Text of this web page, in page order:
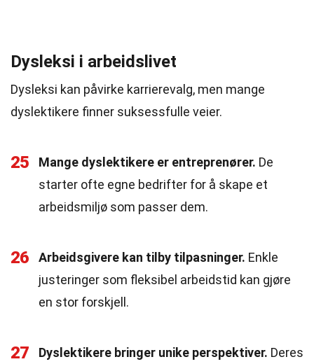
Dysleksi i arbeidslivet
Dysleksi kan påvirke karrierevalg, men mange
dyslektikere finner suksessfulle veier.
25 Mange dyslektikere er entreprenører. De
starter ofte egne bedrifter for å skape et
arbeidsmiljø som passer dem.
26 Arbeidsgivere kan tilby tilpasninger. Enkle
justeringer som fleksibel arbeidstid kan gjøre
en stor forskjell.
27 Dyslektikere bringer unike perspektiver. Deres